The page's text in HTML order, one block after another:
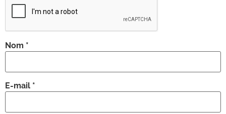
Nom *
E-mail *